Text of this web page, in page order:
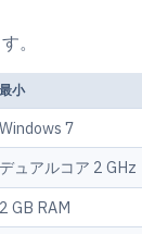
。
最小
Windows 7
デュアルコア 2 GHz
2 GB RAM